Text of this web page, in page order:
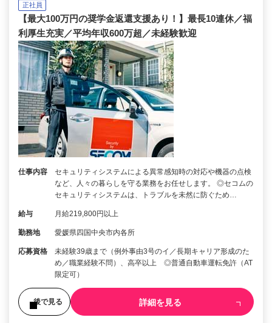
正社員
【最大100万円の奨学金返還支援あり！】最長10連休／福
利厚生充実／平均年収600万超／未経験歓迎
仕事内容
セキュリティシステムによる異常感知時の対応や機器の点検
など、人々の暮らしを守る業務をお任せします。 ◎セコムの
セキュリティシステムは、トラブルを未然に防ぐため…
給与 月給219,800円以上
勤務地 愛媛県四国中央市内各所
応募資格
未経験39歳まで（例外事由3号のイ／長期キャリア形成のた
め／職業経験不問）、高卒以上 ◎普通自動車運転免許（AT
限定可）
後で見る 詳細を見る